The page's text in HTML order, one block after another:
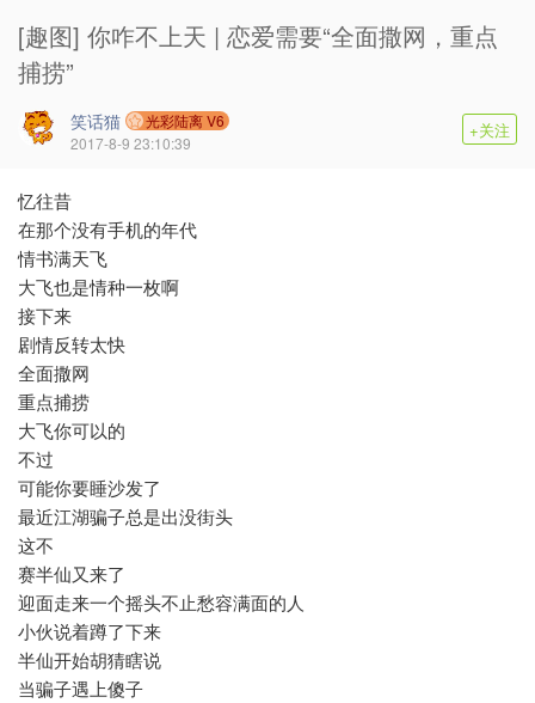
[趣图] 你咋不上天 | 恋爱需要“全面撒网，重点
捕捞”
笑话猫
光彩陆离 V6
2017-8-9 23:10:39
+关注
忆往昔
在那个没有手机的年代
情书满天飞
大飞也是情种一枚啊
接下来
剧情反转太快
全面撒网
重点捕捞
大飞你可以的
不过
可能你要睡沙发了
最近江湖骗子总是出没街头
这不
赛半仙又来了
迎面走来一个摇头不止愁容满面的人
小伙说着蹲了下来
半仙开始胡猜瞎说
当骗子遇上傻子